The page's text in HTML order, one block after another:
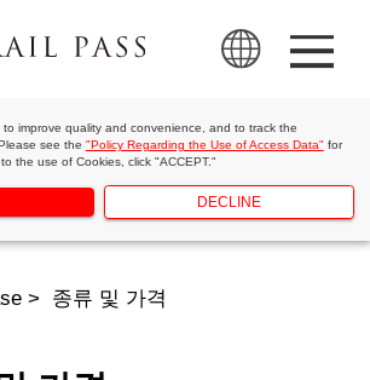
improve quality and convenience, and to track the
see the "Policy Regarding the Use of Access Data"for
the use of Cookies, click "ACCEPT."
DECLINE
종류 및 가격